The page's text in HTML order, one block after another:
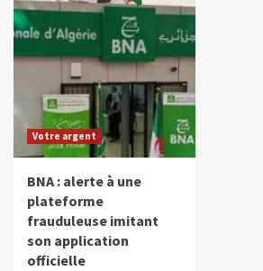
Votre argent
BNA : alerte à une
plateforme
frauduleuse imitant
son application
officielle